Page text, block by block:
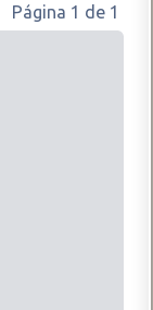
Página 1 de 1